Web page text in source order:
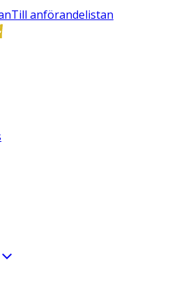
Till anförandelistan